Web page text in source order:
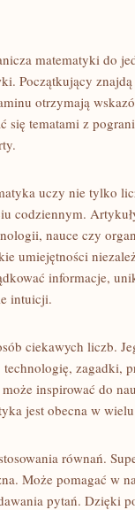
matematyki do
Początkujący
otrzymają
się tematami z
uczy nie tylko
codziennym.
nauce czy
umiejętności
informacje,
intuicji.
ciekawych liczb.
zagadki,
inspirować do
jest obecna w
równań.
Może pomagać w
pytań. Dzięki